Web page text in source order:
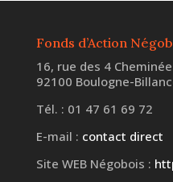
Fonds d’Action
16, rue des 4
92100 Boulogne-
Tél. : 01 47 61 69 72
E-mail : contact direct
Site WEB Négobois :